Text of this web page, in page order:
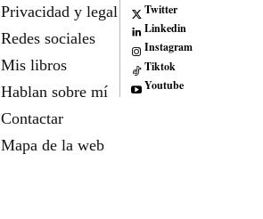
Privacidad y legal
Redes sociales
Mis libros
Hablan sobre mí
Contactar
Mapa de la web
Twitter
Linkedin
Instagram
Tiktok
Youtube